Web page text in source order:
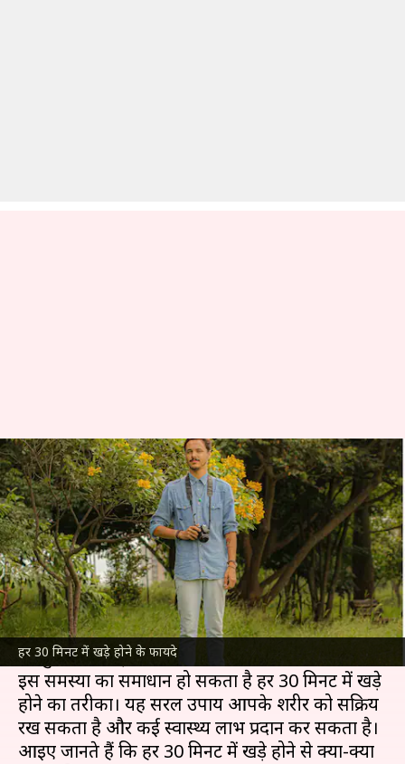
हर 30 मिनट में खड़े होने के फायदे
हर 30 मिनट में खड़े होने से मिल
सकते हैं ये स्वास्थ्य लाभ
लेखन अंजली Jul 06, 2026 02:49 pm
क्या है खबर?
आजकल की जीवनशैली काफी बदल गई है। हममें से कई
लोग घंटों तक बैठकर काम करते हैं, जिससे हमारी सेहत
पर बुरा असर पड़ता है।
इस समस्या का समाधान हो सकता है हर 30 मिनट में खड़े
होने का तरीका। यह सरल उपाय आपके शरीर को सक्रिय
रख सकता है और कई स्वास्थ्य लाभ प्रदान कर सकता है।
आइए जानते हैं कि हर 30 मिनट में खड़े होने से क्या-क्या